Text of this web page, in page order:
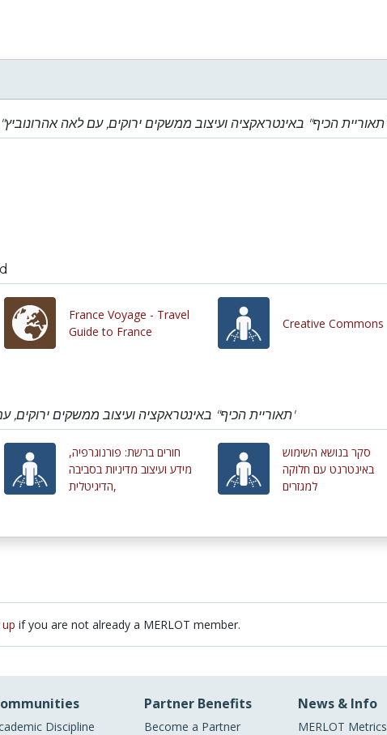
France Voyage - Travel
Guide to France
Creative Commons
חורים ברשת: פורנוגרפיה,
מידע ועיצוב מדיניות בסביבה
הדיגיטלית,
סקר בנושא השימוש
באינטרנט עם חלוקה
למגזרים
if you are not already a MERLOT member.
Discipline
Partner Benefits
Become a Partner
News & Info
MERLOT Metrics